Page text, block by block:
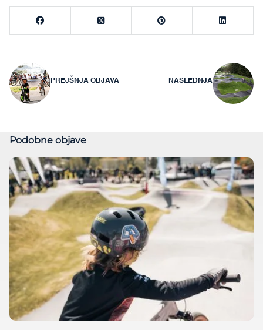
Navigacija
prispevka
PREJŠNJA OBJAVA NASLEDNJA
Podobne objave